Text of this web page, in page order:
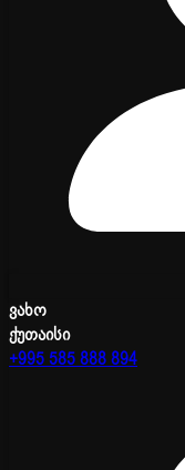
ვახო
ქუთაისი
+995 585 888 894